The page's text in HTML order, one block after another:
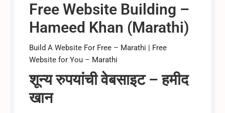
Free Website Building –
Hameed Khan (Marathi)
Build A Website For Free – Marathi | Free
Website for You – Marathi
शून्य रुपयांची वेबसाइट – हमीद
खान